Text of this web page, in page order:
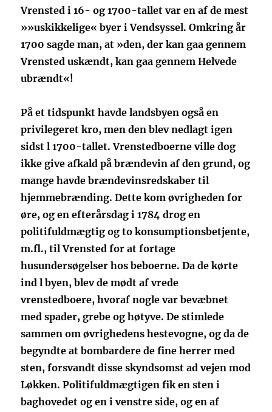
Vrensted i 16- og 1700-tallet var en af de mest
»»uskikkelige« byer i Vendsyssel. Omkring år
1700 sagde man, at »den, der kan gaa gennem
Vrensted uskændt, kan gaa gennem Helvede
ubrændt«!
På et tidspunkt havde landsbyen også en
privilegeret kro, men den blev nedlagt igen
sidst l 1700-tallet. Vrenstedboerne ville dog
ikke give afkald på brændevin af den grund, og
mange havde brændevinsredskaber til
hjemmebrænding. Dette kom øvrigheden for
øre, og en efterårsdag i 1784 drog en
politifuldmægtig og to konsumptionsbetjente,
m.fl., til Vrensted for at fortage
husundersøgelser hos beboerne. Da de kørte
ind l byen, blev de mødt af vrede
vrenstedboere, hvoraf nogle var bevæbnet
med spader, grebe og høtyve. De stimlede
sammen om øvrighedens hestevogne, og da de
begyndte at bombardere de fine herrer med
sten, forsvandt disse skyndsomst ad vejen mod
Løkken. Politifuldmægtigen fik en sten i
baghovedet og en i venstre side, og en af